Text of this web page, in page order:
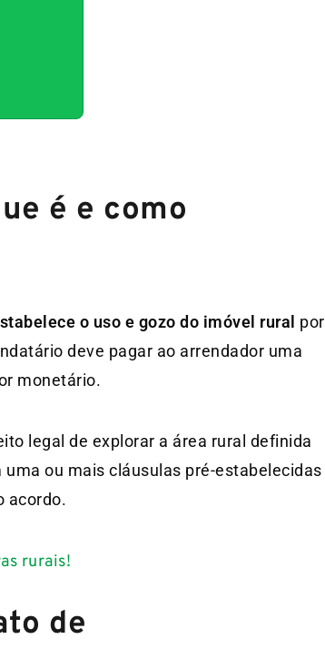
é e como
o uso e gozo do imóvel rural por
deve pagar ao arrendador uma
monetário.
legal de explorar a área rural definida
ou mais cláusulas pré-estabelecidas
acordo.
rurais!
de